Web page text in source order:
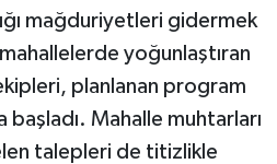
mağduriyetleri gidermek
yoğunlaştıran
planlanan program
başladı. Mahalle muhtarları
talepleri de titizlikle